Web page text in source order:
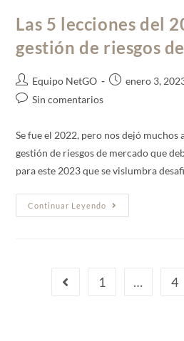
Las 5 lecciones del
gestión de riesgos
Equipo NetGO enero 3,
Sin comentarios
Se fue el 2022, pero nos dejó muchos
gestión de riesgos de mercado que
para este 2023 que se vislumbra
Continuar Leyendo
1 … 4